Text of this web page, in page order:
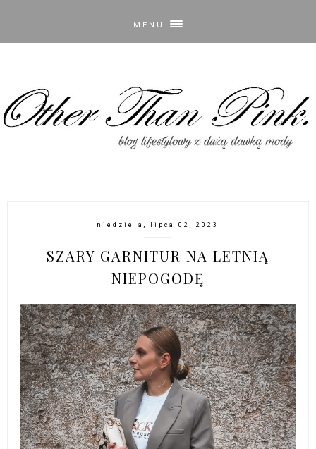
MENU
niedziela, lipca 02, 2023
SZARY GARNITUR NA LETNIĄ
NIEPOGODĘ